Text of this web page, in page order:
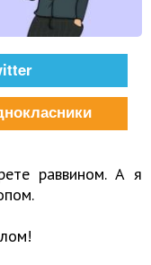
раввином. А я